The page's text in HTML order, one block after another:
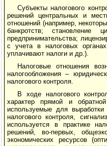
Субъекты налогового
решений центральных и
отношений (например,
банкротств;
предпринимательства;
с учета в налоговых
уплачивают налоги и др.).
Налоговые отношения
налогообложения –
налогового контроля.
В ходе налогового
характер прямой и
используемые для выработки
налогового контроля,
используется в практике
решений, во-первых,
экономических ресурсов